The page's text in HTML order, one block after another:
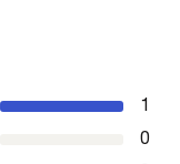
1
0